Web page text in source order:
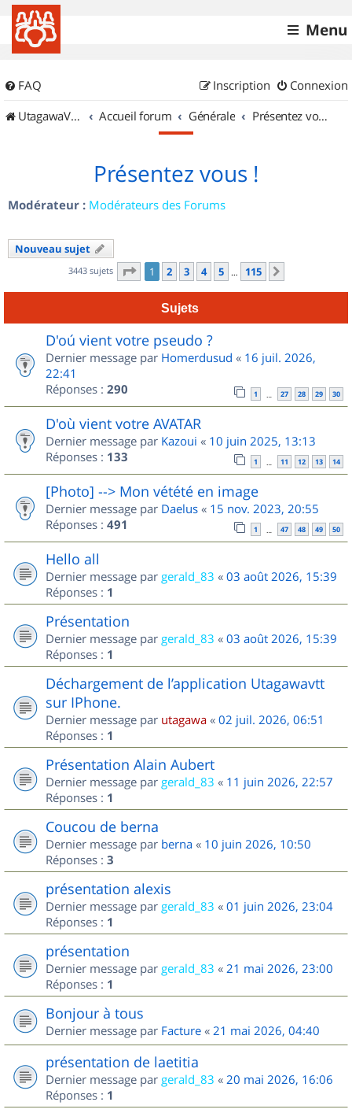
Menu
FAQ Connexion
Inscription
UtagawaVTT (Randos VTT et VTTAE avec traces GPS)
Accueil forum Générale Présentez vous !
Présentez vous !
Modérateur : Modérateurs des Forums
Nouveau sujet
3443 sujets Page 1sur 115
1 2 3 4 5 … 115
Sujets
D'oú vient votre pseudo ?
Dernier message par Homerdusud « 16 juil. 2026,
22:41
Réponses : 290 1 … 27 28 29 30
D'où vient votre AVATAR
Dernier message par Kazoui « 10 juin 2025, 13:13
Réponses : 133 1 … 11 12 13 14
[Photo] --> Mon vétété en image
Dernier message par Daelus « 15 nov. 2023, 20:55
Réponses : 491 1 … 47 48 49 50
Hello all
Dernier message par gerald_83 « 03 août 2026, 15:39
Réponses : 1
Présentation
Dernier message par gerald_83 « 03 août 2026, 15:39
Réponses : 1
Déchargement de l’application Utagawavtt
sur IPhone.
Dernier message par utagawa « 02 juil. 2026, 06:51
Réponses : 1
Présentation Alain Aubert
Dernier message par gerald_83 « 11 juin 2026, 22:57
Réponses : 1
Coucou de berna
Dernier message par berna « 10 juin 2026, 10:50
Réponses : 3
présentation alexis
Dernier message par gerald_83 « 01 juin 2026, 23:04
Réponses : 1
présentation
Dernier message par gerald_83 « 21 mai 2026, 23:00
Réponses : 1
Bonjour à tous
Dernier message par Facture « 21 mai 2026, 04:40
présentation de laetitia
Dernier message par gerald_83 « 20 mai 2026, 16:06
Réponses : 1